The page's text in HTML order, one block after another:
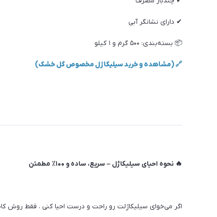
✔ دارای نشانگر آبی
📦 بسته‌بندی: ۵۰۰ گرم و ۱ کیلو
🔗 (مشاهده و خرید سیلیکاژل مخصوص گل خشک)
🔥 نحوه احیای سیلیکاژل – سریع، ساده و ۱۰۰٪ مطمئن
اگر می‌خوای سیلیکاژلت رو راحت و درست احیا کنی ، فقط روش